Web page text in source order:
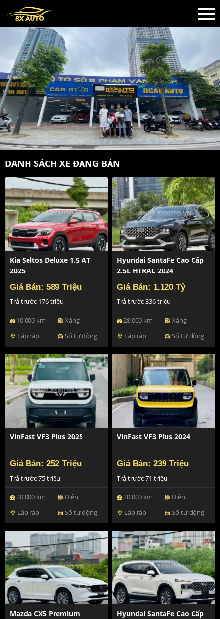
DANH SÁCH XE ĐANG BÁN
Kia Seltos Deluxe 1.5 AT
2025
Giá Bán: 589 Triệu
Trả trước 176 triệu
10.000 km ev_station Xăng
location_on Lắp ráp directions_car Số tự động
Hyundai SantaFe Cao Cấp
2.5L HTRAC 2024
Giá Bán: 1.120 Tỷ
Trả trước 336 triệu
28.000 km ev_station Xăng
location_on Lắp ráp directions_car Số tự động
VinFast VF3 Plus 2025
Giá Bán: 252 Triệu
Trả trước 75 triệu
20.000 km ev_station Điện
location_on Lắp ráp directions_car Số tự động
VinFast VF3 Plus 2024
Giá Bán: 239 Triệu
Trả trước 71 triệu
20.000 km ev_station Điện
location_on Lắp ráp directions_car Số tự động
Mazda CX5 Premium
Hyundai SantaFe Cao Cấp